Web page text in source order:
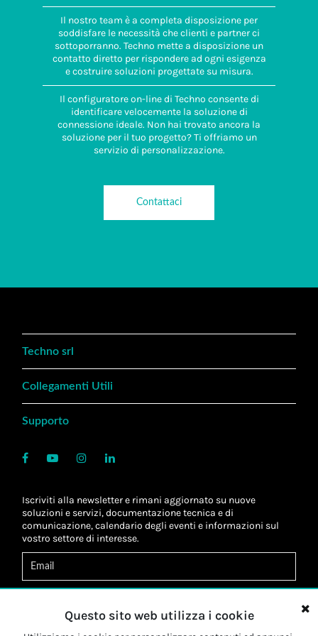
Il nostro team è a completa disposizione per
soddisfare le necessità che clienti e partner ci
sottoporranno. Techno mette a disposizione un
contatto diretto per rispondere ad ogni esigenza
e costruire soluzioni progettate su misura.
Il configuratore on-line di Techno consente di
identificare velocemente la soluzione di
connessione ideale. Non hai trovato ancora la
soluzione per il tuo progetto? Ti offriamo un
servizio di personalizzazione.
Contattaci
Techno srl
Collegamenti Utili
Supporto
Iscriviti alla newsletter e rimani aggiornato su nuove
soluzioni e servizi, documentazione tecnica e di
comunicazione, calendario degli eventi e informazioni sul
vostro settore di interesse.
Letta l'informativa, autorizzo altrattamento dei miei dati
personali*
Questo sito web utilizza i cookie